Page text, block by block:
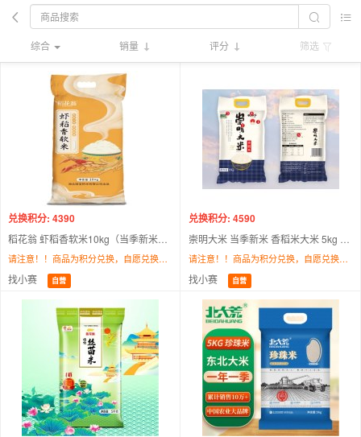
综合 销量 评分 筛选
兑换积分: 4390
请注意！！商品为积分兑换，自愿兑换，不支持退换货！！商品存在断货、缺货、下架等原因无法发货，默认同意更换为本平台其他商品，为此造成不便敬请谅解。最终解释权/调配权归找小赛所有。
找小赛 自营
兑换积分: 4590
请注意！！商品为积分兑换，自愿兑换，不支持退换货！！商品存在断货、缺货、下架等原因无法发货，默认同意更换为本平台其他商品，为此造成不便敬请谅解。最终解释权/调配权归找小赛所有。
找小赛 自营